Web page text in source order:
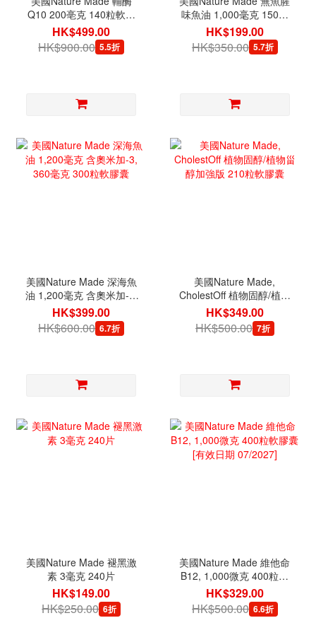
Q10 200亳克 140粒軟膠
囊
HK$499.00
HK$900.00 5.5折
味魚油 1,000毫克 150粒
軟膠囊
HK$199.00
HK$350.00 5.7折
美國Nature Made 深海魚
油 1,200毫克 含奧米加-3,
360毫克 300粒軟膠囊
HK$399.00
HK$600.00 6.7折
美國Nature Made,
CholestOff 植物固醇/植物
甾醇加強版 210粒軟膠囊
HK$349.00
HK$500.00 7折
美國Nature Made 褪黑激
素 3毫克 240片
HK$149.00
HK$250.00 6折
美國Nature Made 維他命
B12, 1,000微克 400粒軟
膠囊 [有效日期 07/2027]
HK$329.00
HK$500.00 6.6折